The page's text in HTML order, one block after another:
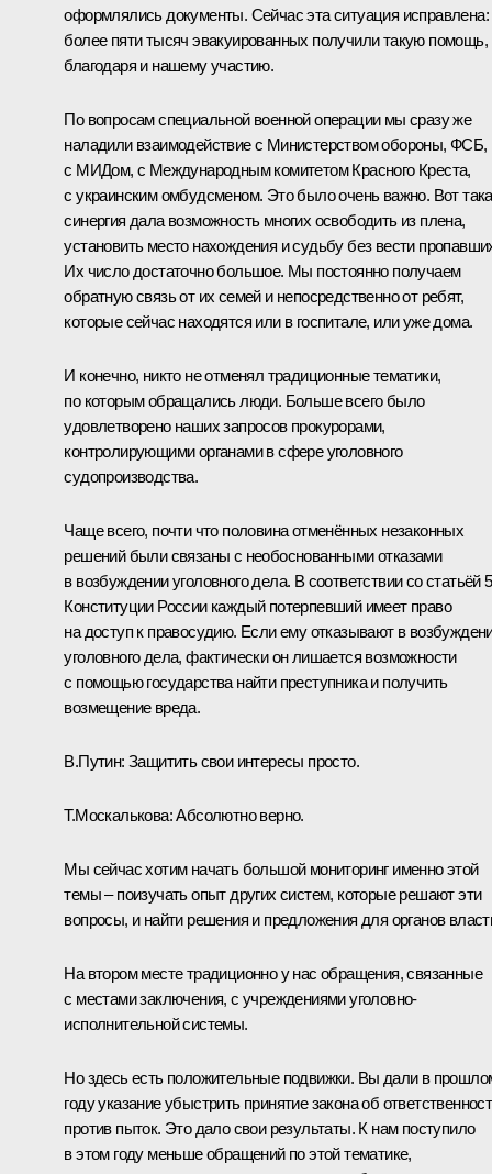
оформлялись документы. Сейчас эта ситуация исправлена:
более пяти тысяч эвакуированных получили такую помощь,
благодаря и нашему участию.
По вопросам специальной военной операции мы сразу же
наладили взаимодействие с Министерством обороны, ФСБ,
с МИДом, с Международным комитетом Красного Креста,
с украинским омбудсменом. Это было очень важно. Вот
синергия дала возможность многих освободить из плена,
установить место нахождения и судьбу без вести
Их число достаточно большое. Мы постоянно получаем
обратную связь от их семей и непосредственно от ребят,
которые сейчас находятся или в госпитале, или уже дома.
И конечно, никто не отменял традиционные тематики,
по которым обращались люди. Больше всего было
удовлетворено наших запросов прокурорами,
контролирующими органами в сфере уголовного
судопроизводства.
Чаще всего, почти что половина отменённых незаконных
решений были связаны с необоснованными отказами
в возбуждении уголовного дела. В соответствии со статьёй
Конституции России каждый потерпевший имеет право
на доступ к правосудию. Если ему отказывают в
уголовного дела, фактически он лишается возможности
с помощью государства найти преступника и получить
возмещение вреда.
В.Путин: Защитить свои интересы просто.
Т.Москалькова:Абсолютно верно.
Мы сейчас хотим начать большой мониторинг именно этой
темы – поизучать опыт других систем, которые решают эти
вопросы, и найти решения и предложения для органов
На втором месте традиционно у нас обращения, связанные
с местами заключения, с учреждениями уголовно-
исполнительной системы.
Но здесь есть положительные подвижки. Вы дали в
году указание убыстрить принятие закона об
против пыток. Это дало свои результаты. К нам поступило
в этом году меньше обращений по этой тематике,